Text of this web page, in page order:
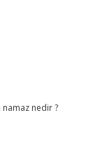
namaz nedir ?